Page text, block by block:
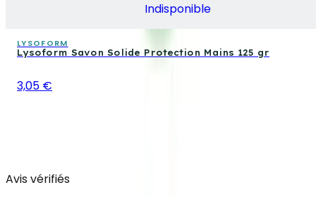
Indisponible
LYSOFORM
Lysoform Savon Solide Protection Mains 125 gr
3,05 €
Avis vérifiés